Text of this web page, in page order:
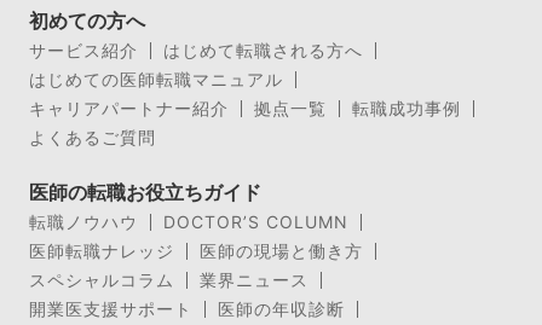
初めての方へ
サービス紹介
はじめて転職される方へ
はじめての医師転職マニュアル
キャリアパートナー紹介
拠点一覧
転職成功事例
よくあるご質問
医師の転職お役立ちガイド
転職ノウハウ
DOCTOR’S COLUMN
医師転職ナレッジ
医師の現場と働き方
スペシャルコラム
業界ニュース
開業医支援サポート
医師の年収診断